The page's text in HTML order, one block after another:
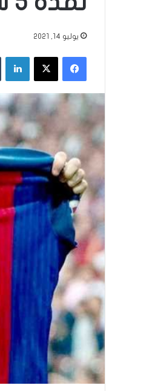
يوليو 14, 2021
فيسبوك ‫X لينكدإن